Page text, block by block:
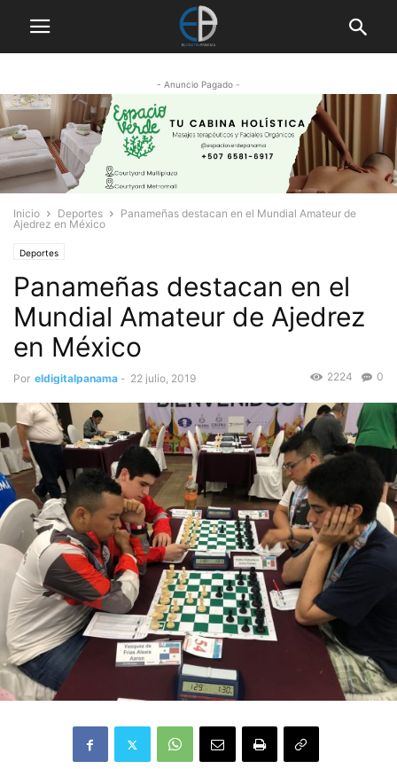
- Anuncio Pagado -
Inicio Deportes
Panameñas destacan en el Mundial Amateur de
Ajedrez en México
Deportes
Panameñas destacan en el
Mundial Amateur de Ajedrez
en México
Por eldigitalpanama - 22 julio, 2019 0
2224